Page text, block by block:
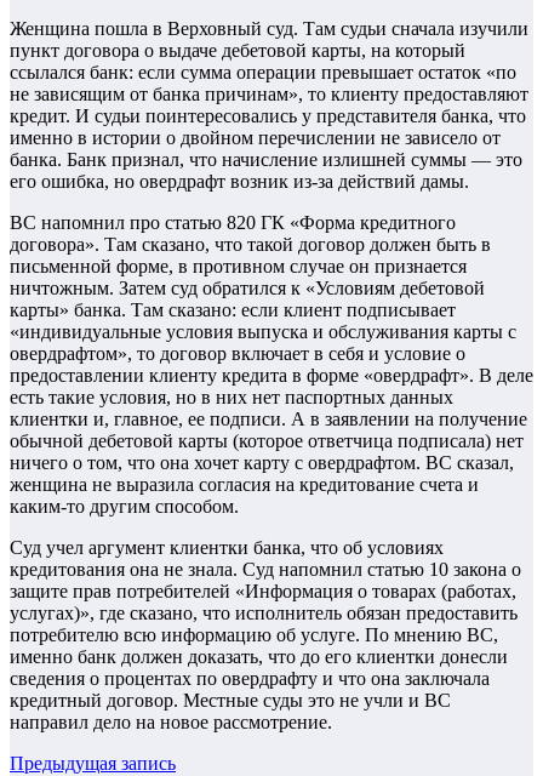
Женщина пошла в Верховный суд. Там судьи сначала изучили
пункт договора о выдаче дебетовой карты, на который
ссылался банк: если сумма операции превышает остаток «по
не зависящим от банка причинам», то клиенту предоставляют
кредит. И судьи поинтересовались у представителя банка, что
именно в истории о двойном перечислении не зависело от
банка. Банк признал, что начисление излишней суммы — это
его ошибка, но овердрафт возник из-за действий дамы.
ВС напомнил про статью 820 ГК «Форма кредитного
договора». Там сказано, что такой договор должен быть в
письменной форме, в противном случае он признается
ничтожным. Затем суд обратился к «Условиям дебетовой
карты» банка. Там сказано: если клиент подписывает
«индивидуальные условия выпуска и обслуживания карты с
овердрафтом», то договор включает в себя и условие о
предоставлении клиенту кредита в форме «овердрафт». В деле
есть такие условия, но в них нет паспортных данных
клиентки и, главное, ее подписи. А в заявлении на получение
обычной дебетовой карты (которое ответчица подписала) нет
ничего о том, что она хочет карту с овердрафтом. ВС сказал,
женщина не выразила согласия на кредитование счета и
каким-то другим способом.
Суд учел аргумент клиентки банка, что об условиях
кредитования она не знала. Суд напомнил статью 10 закона о
защите прав потребителей «Информация о товарах (работах,
услугах)», где сказано, что исполнитель обязан предоставить
потребителю всю информацию об услуге. По мнению ВС,
именно банк должен доказать, что до его клиентки донесли
сведения о процентах по овердрафту и что она заключала
кредитный договор. Местные суды это не учли и ВС
направил дело на новое рассмотрение.
Предыдущая запись